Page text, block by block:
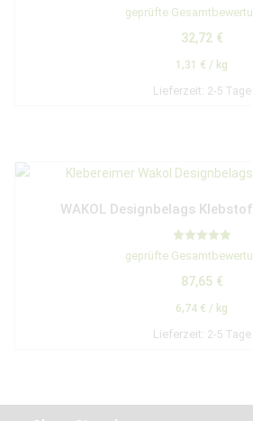
Bewertet
mit
von 5
geprüfte
32,72 €
1,31 € / kg
Lieferzeit: 2-5 Tage
WAKOL Designbelags
Bewertet mit
5.00
geprüfte
87,65 €
6,74 € / kg
Lieferzeit: 2-5 Tage